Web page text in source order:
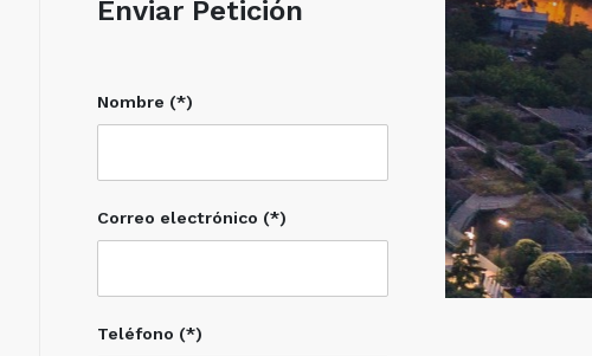
Enviar Petición
Nombre (*)
Correo electrónico (*)
Teléfono (*)